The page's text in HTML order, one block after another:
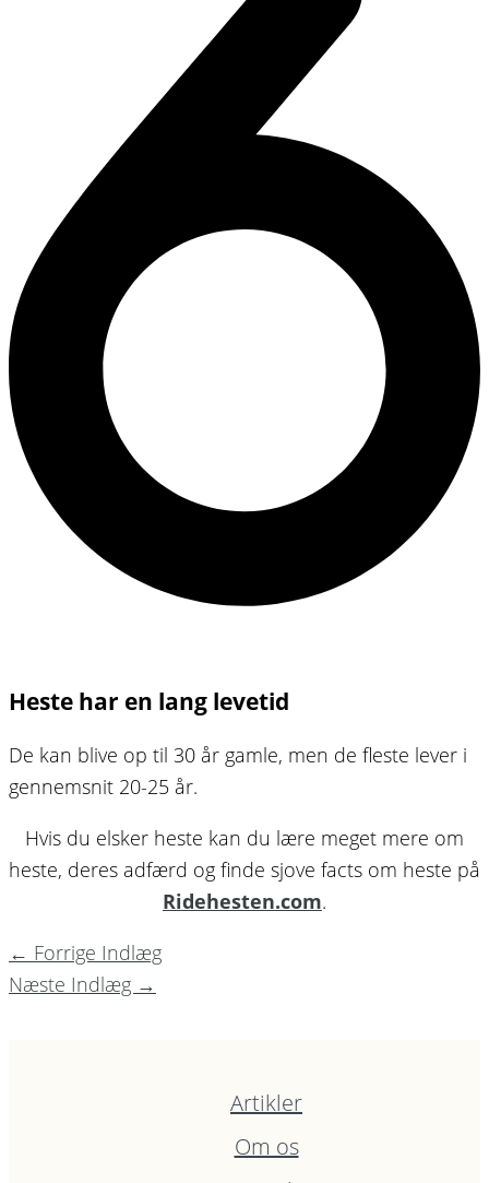
Heste har en lang levetid
De kan blive op til 30 år gamle, men de fleste lever i
gennemsnit 20-25 år.
Hvis du elsker heste kan du lære meget mere om
heste, deres adfærd og finde sjove facts om heste på
Ridehesten.com.
← Forrige Indlæg
Næste Indlæg →
Artikler
Om os